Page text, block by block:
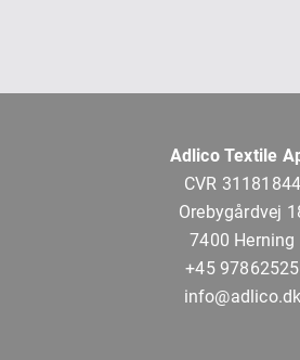
Adlico Textile
CVR 31181844
Orebygårdvej
7400 Herning
+45 97862525
info@adlico.dk